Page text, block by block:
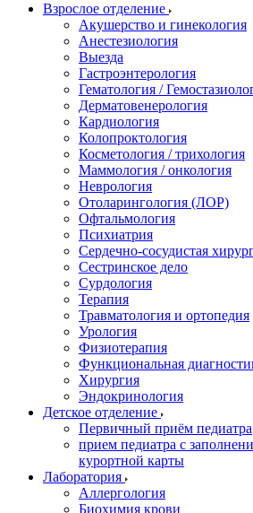
Взрослое отделение
Акушерство и гинекология
Анестезиология
Выезда
Гастроэнтерология
Гематология /
Дерматовенерология
Кардиология
Колопроктология
Косметология / трихология
Маммология / онкология
Неврология
Отоларингология (ЛОР)
Офтальмология
Психиатрия
Сердечно-сосудистая
Сестринское дело
Сурдология
Терапия
Травматология и ортопедия
Урология
Физиотерапия
Функциональная
Хирургия
Эндокринология
Детское отделение
Первичный приём педиатра
прием педиатра с
курортной карты
Лаборатория
Аллергология
Биохимия крови